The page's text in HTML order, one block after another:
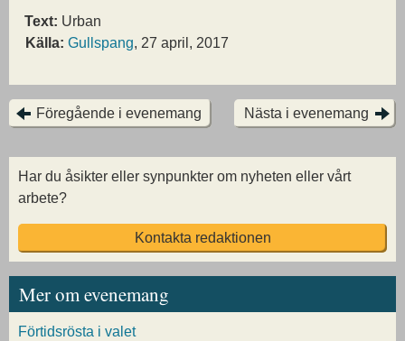
Text: Urban
Källa: Gullspang, 27 april, 2017
Föregående i evenemang Nästa i evenemang
Har du åsikter eller synpunkter om nyheten eller vårt
arbete?
Kontakta redaktionen
Mer om evenemang
Förtidsrösta i valet